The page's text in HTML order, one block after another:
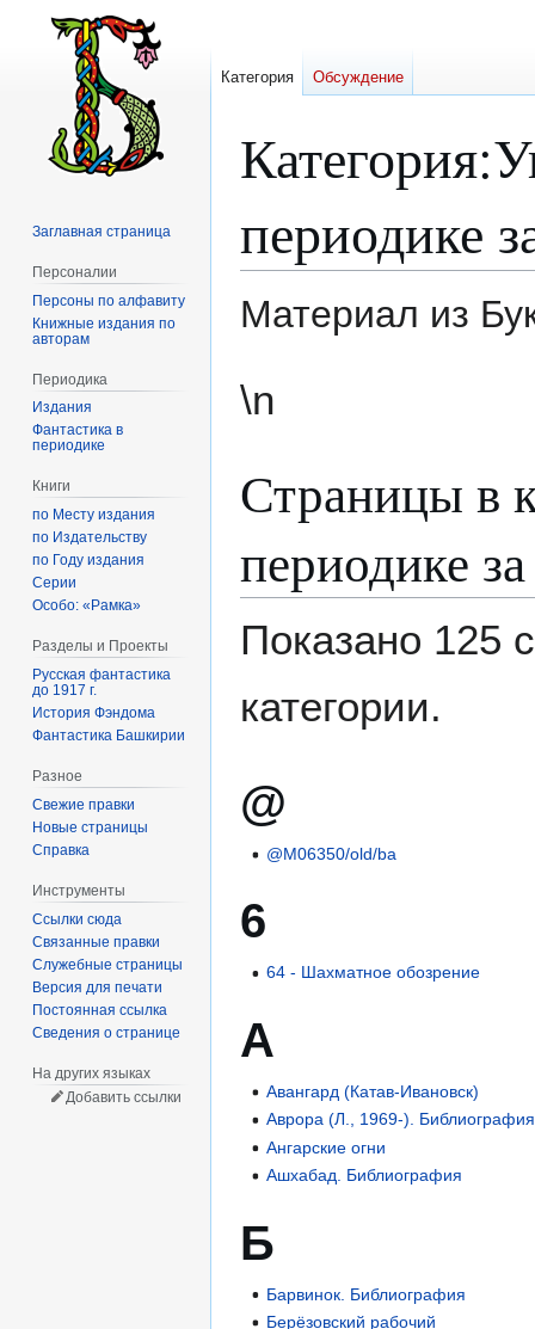
Категория:
периодике
Материал из
кк
\n
Страницы в
периодике
Показано 125
категории.
@
@M06350/old/ba
6
64 - Шахматное обозрение
А
Авангард (Катав-Ивановск)
Аврора (Л., 1969-). Библиография
Ангарские огни
Ашхабад. Библиография
Б
Барвинок. Библиография
Берёзовский рабочий
Категория Обсуждение
Заглавная страница
Персоналии
Персоны по алфавиту
Книжные издания по
авторам
Периодика
Издания
Фантастика в
периодике
Книги
по Месту издания
по Издательству
по Году издания
Серии
Особо: «Рамка»
Разделы и Проекты
Русская фантастика
до 1917 г.
История Фэндома
Фантастика Башкирии
Разное
Свежие правки
Новые страницы
Справка
Инструменты
Ссылки сюда
Связанные правки
Служебные страницы
Версия для печати
Постоянная ссылка
Сведения о странице
На других языках
Добавить ссылки